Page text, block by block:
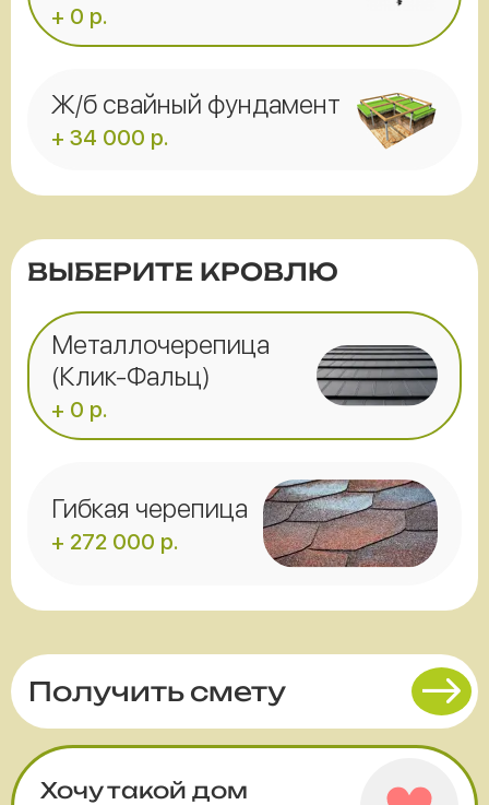
+ 0 р.
Ж/б свайный фундамент
+ 34 000 р.
ВЫБЕРИТЕ КРОВЛЮ
Металлочерепица
(Клик-Фальц)
+ 0 р.
Гибкая черепица
+ 272 000 р.
Получить смету
Хочу такой дом